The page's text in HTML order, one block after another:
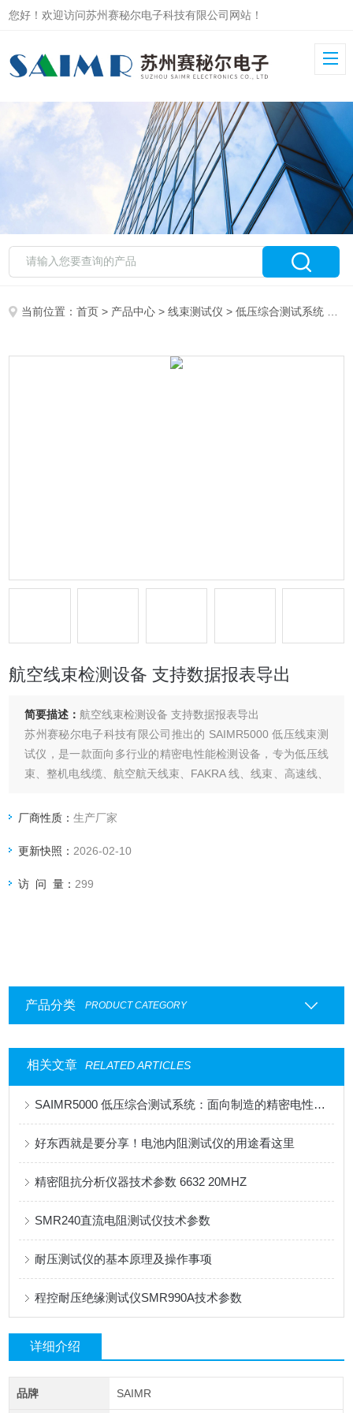
您好！欢迎访问苏州赛秘尔电子科技有限公司网站！
当前位置：首页 > 产品中心 >线束测试仪 >低压综合测试系统
航空线束检测设备 支持数据报表导出
简要描述：航空线束检测设备 支持数据报表导出
苏州赛秘尔电子科技有限公司推出的 SAIMR5000 低压线束测
试仪，是一款面向多行业的精密电性能检测设备，专为低压线
束、整机电线缆、航空航天线束、FAKRA 线、线束、高速线、
计。
厂商性质：生产厂家
更新快照： 2026-02-10
访 问 量： 299
产品分类 PRODUCT CATEGORY
相关文章 RELATED ARTICLES
SAIMR5000 低压综合测试系统：面向制造的精密电性能测试平台
好东西就是要分享！电池内阻测试仪的用途看这里
精密阻抗分析仪器技术参数 6632 20MHZ
SMR240直流电阻测试仪技术参数
耐压测试仪的基本原理及操作事项
程控耐压绝缘测试仪SMR990A技术参数
详细介绍
品牌 SAIMR